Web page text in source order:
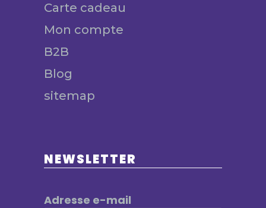
Carte cadeau
Mon compte
B2B
Blog
sitemap
NEWSLETTER
Adresse e-mail